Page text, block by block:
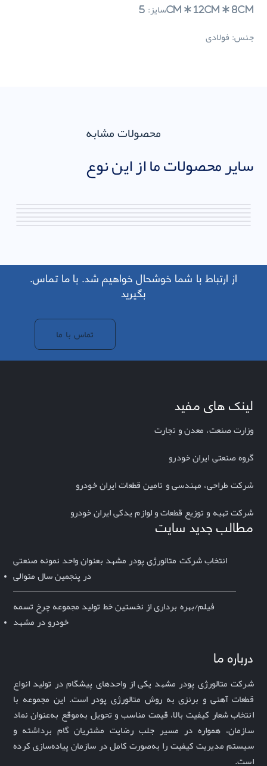
سایز: 5cm * 12cm * 8cm
جنس: فولادی
محصولات مشابه
سایر محصولات ما از این نوع
.از ارتباط با شما خوشحال خواهیم شد. با ما تماس
بگیرید
تماس با ما
لینک های مفید
وزارت صنعت، معدن و تجارت
گروه صنعتی ایران خودرو
شرکت طراحی، مهندسی و تامین قطعات ایران خودرو
شرکت تهیه و توزیع قطعات و لوازم یدکی ایران خودرو
مطالب جدید سایت
انتخاب شرکت متالورژی پودر مشهد بعنوان واحد نمونه صنعتی
در پنجمین سال متوالی
فیلم/بهره برداری از نخستین خط تولید مجموعه چرخ تسمه
خودرو در مشهد
درباره ما
شرکت متالورژی پودر مشهد یکی از واحدهای پیشگام در تولید انواع
قطعات آهنی و برنزی به روش متالورژی پودر است. این مجموعه با
انتخاب شعار کیفیت بالا، قیمت مناسب و تحویل به‌موقع
به‌عنوان نماد
سازمان، همواره در مسیر جلب رضایت مشتریان گام برداشته و
سیستم مدیریت کیفیت را به‌صورت کامل در سازمان پیاده‌سازی کرده
است.